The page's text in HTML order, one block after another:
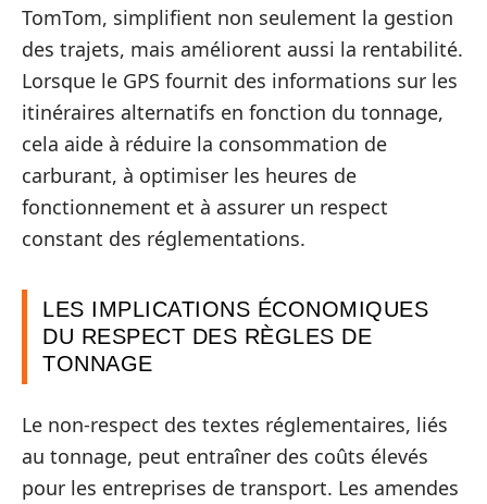
TomTom, simplifient non seulement la gestion
des trajets, mais améliorent aussi la rentabilité.
Lorsque le GPS fournit des informations sur les
itinéraires alternatifs en fonction du tonnage,
cela aide à réduire la consommation de
carburant, à optimiser les heures de
fonctionnement et à assurer un respect
constant des réglementations.
LES IMPLICATIONS ÉCONOMIQUES
DU RESPECT DES RÈGLES DE
TONNAGE
Le non-respect des textes réglementaires, liés
au tonnage, peut entraîner des coûts élevés
pour les entreprises de transport. Les amendes